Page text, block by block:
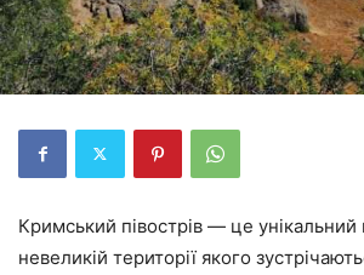
Кримський півострів — це унікальний
невеликій території якого